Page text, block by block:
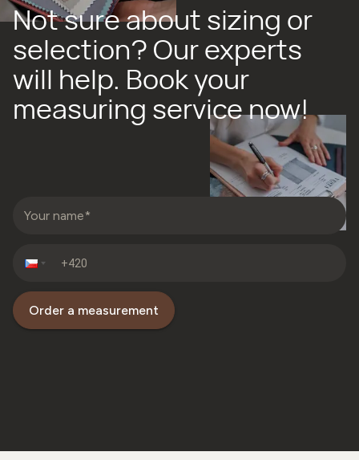
Not sure about sizing or
selection? Our experts
will help. Book your
measuring service now!
Order a measurement